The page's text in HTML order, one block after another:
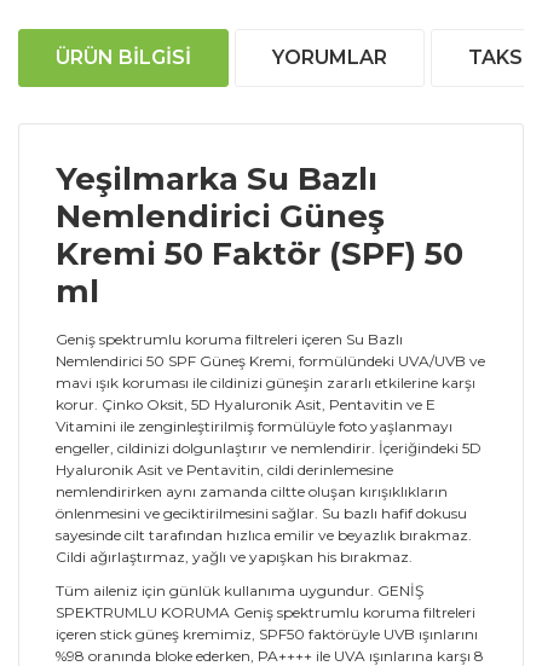
ÜRÜN BILGISI YORUMLAR
Yeşilmarka Su Bazlı
Nemlendirici Güneş
Kremi 50 Faktör (SPF) 50
ml
Geniş spektrumlu koruma filtreleri içeren Su Bazlı
Nemlendirici 50 SPF Güneş Kremi, formülündeki UVA/UVB ve
mavi ışık koruması ile cildinizi güneşin zararlı etkilerine karşı
korur. Çinko Oksit, 5D Hyaluronik Asit, Pentavitin ve E
Vitamini ile zenginleştirilmiş formülüyle foto yaşlanmayı
engeller, cildinizi dolgunlaştırır ve nemlendirir. İçeriğindeki 5D
Hyaluronik Asit ve Pentavitin, cildi derinlemesine
nemlendirirken aynı zamanda ciltte oluşan kırışıklıkların
önlenmesini ve geciktirilmesini sağlar. Su bazlı hafif dokusu
sayesinde cilt tarafından hızlıca emilir ve beyazlık bırakmaz.
Cildi ağırlaştırmaz, yağlı ve yapışkan his bırakmaz.
Tüm aileniz için günlük kullanıma uygundur. GENİŞ
SPEKTRUMLU KORUMA Geniş spektrumlu koruma filtreleri
içeren stick güneş kremimiz, SPF50 faktörüyle UVB ışınlarını
%98 oranında bloke ederken, PA++++ ile UVA ışınlarına karşı 8